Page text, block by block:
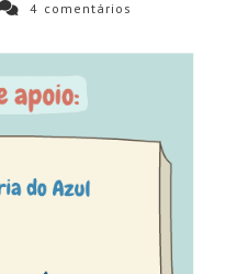
4 comentários